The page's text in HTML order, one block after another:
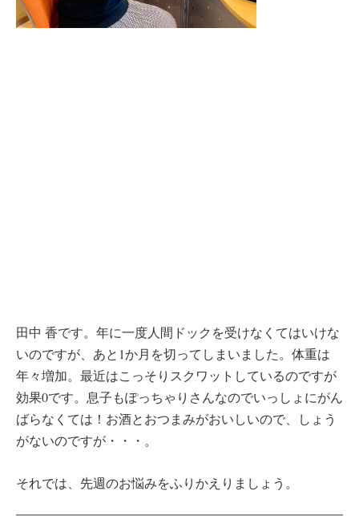
田中 香です。年に一度人間ドックを受けなくてはいけな
いのですが、あと1か月を切ってしまいました。体重は
年々増加。最近はこっそりスクワットしているのですが
効果0です。息子もぽっちゃりさんなのでいっしょにがん
ばらなくては！お酒とおつまみがおいしいので、しょう
がないのですが・・・。
それでは、先週のお悩みをふりかえりましょう。